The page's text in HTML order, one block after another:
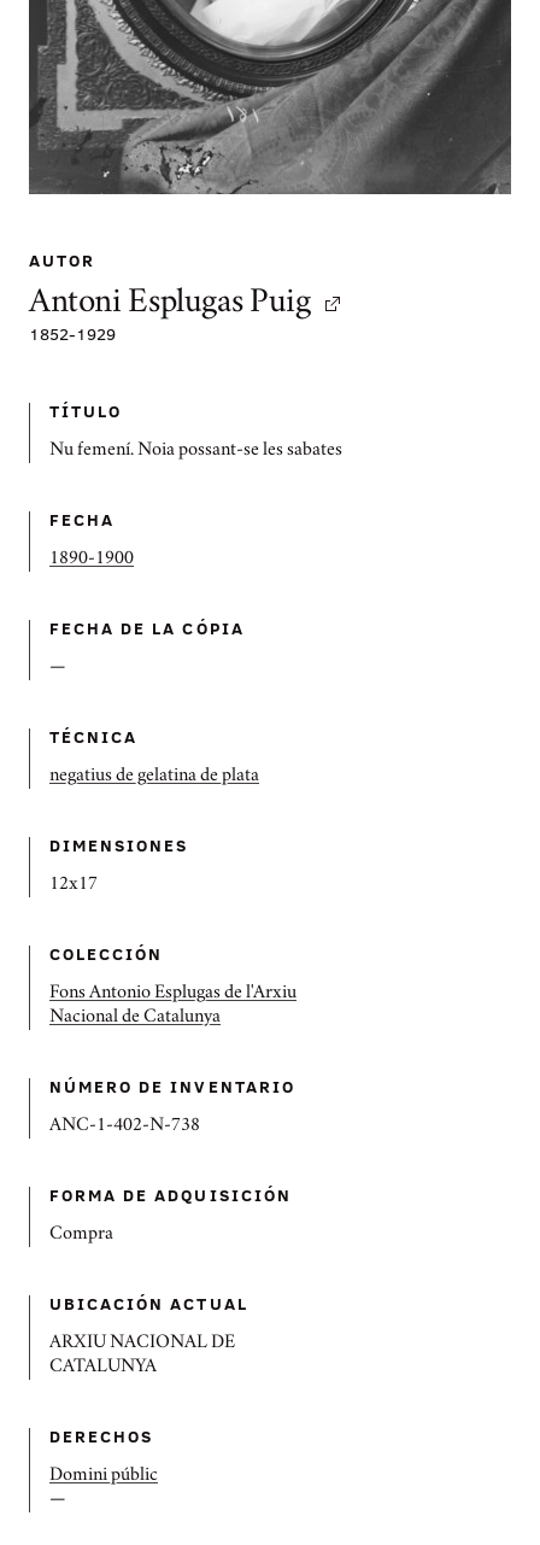
AUTOR
Antoni Esplugas Puig
1852-1929
TÍTULO
Nu femení. Noia possant-se les sabates
FECHA
1890-1900
FECHA DE LA CÓPIA
—
TÉCNICA
negatius de gelatina de plata
DIMENSIONES
12x17
COLECCIÓN
Fons Antonio Esplugas de l'Arxiu
Nacional de Catalunya
NÚMERO DE INVENTARIO
ANC-1-402-N-738
FORMA DE ADQUISICIÓN
Compra
UBICACIÓN ACTUAL
ARXIU NACIONAL DE
CATALUNYA
DERECHOS
Domini públic
—